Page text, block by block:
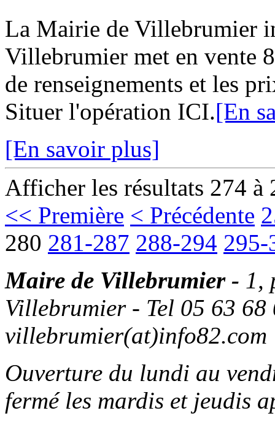
La Mairie de Villebrumier
Villebrumier met en vente
de renseignements et les
Situer l'opération ICI.[En
[En savoir plus]
Afficher les résultats 274 à
<< Première < Précédente
280 281-287 288-294 295-
Maire de Villebrumier - 1,
Villebrumier - Tel 05 63
villebrumier(at)info82.com
Ouverture du lundi au
fermé les mardis et jeudis